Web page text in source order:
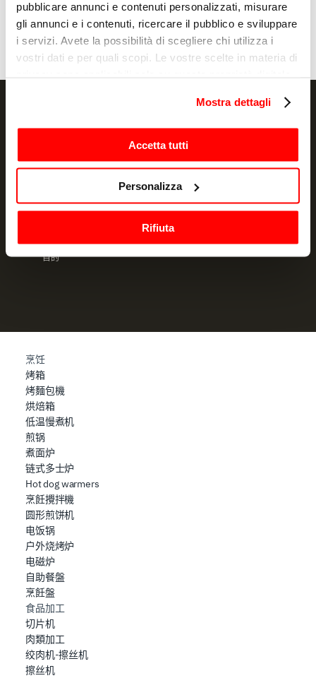
pubblicare annunci e contenuti personalizzati, misurare
gli annunci e i contenuti, ricercare il pubblico e sviluppare
i servizi. Avete la possibilità di scegliere chi utilizza i
vostri dati e per quali scopi. Le vostre scelte in materia di
modificare o revocare il proprio consenso in qualsiasi
momento dalla Dichiarazione sui cookie o facendo clic
sull'icona di attivazione della privacy.
raccogliere informazioni sulla tua posizione
geografica, con un'approssimazione di qualche
Identificare il tuo dispositivo, scansionandolo
attivamente alla ricerca di caratteristiche specifiche
modificare o ritirare il tuo consenso in qualsiasi momento
Utilizziamo i cookie per garantire che l’utente possa
usufruire del servizio richiesto, per personalizzare
contenuti ed annunci, per fornire funzionalità dei social
media e per analizzare il nostro traffico. Condividiamo
inoltre informazioni sul modo in cui l’utente utilizza il
nostro sito con i nostri partner che si occupano di analisi
dei dati web, pubblicità e social media, i quali potrebbero
combinarle con altre informazioni che ha fornito loro o
che hanno raccolto dal suo utilizzo dei loro servizi.
Mostra dettagli
Accetta tutti
Personalizza
Rifiuta
NEWSLETTER
Promotions and news, directly in your email
订阅
我声明我已阅读过信息通知并授权处理我的个人数据以用于营销
目的
烹饪
烤箱
烤麵包機
烘焙箱
低温慢煮机
煎锅
煮面炉
链式多士炉
Hot dog warmers
烹飪攪拌機
圆形煎饼机
电饭锅
户外烧烤炉
电磁炉
自助餐盤
烹飪盤
食品加工
切片机
肉類加工
绞肉机-擦丝机
擦丝机